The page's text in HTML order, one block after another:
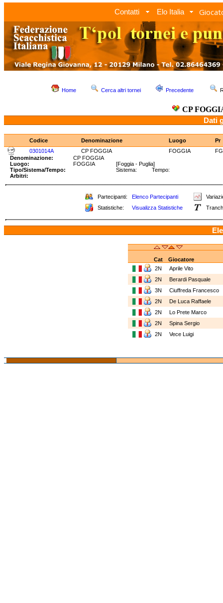
Contatti Elo Italia
Home Cerca altri tornei Precedente
CP
Dati
Codice Denominazione Luogo
Pr
0301014A
CP FOGGIA FOGGIA
FG
Denominazione:
CP FOGGIA
Luogo:
FOGGIA
[Foggia - Puglia]
Tipo/Sistema/Tempo:
Sistema: Tempo:
Arbitri:
Partecipanti: Elenco Partecipanti
Statistiche:
Visualizza Statistiche
Cat Giocatore
2N
Aprile Vito
2N
Berardi Pasquale
3N
Ciuffreda Francesco
2N
De Luca Raffaele
2N
Lo Prete Marco
2N
Spina Sergio
2N
Vece Luigi